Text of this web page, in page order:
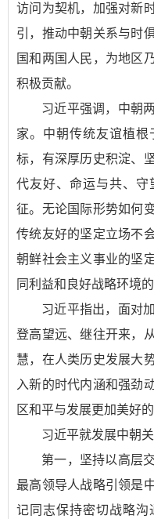
访问为契机，加强对新
引，推动中朝关系与时
国和两国人民，为地区
积极贡献。
习近平强调，中朝
家。中朝传统友谊植根
标，有深厚历史积淀、
代友好、命运与共、守
征。无论国际形势如何
传统友好的坚定立场不
朝鲜社会主义事业的坚
同利益和良好战略环境
习近平指出，面对
登高望远、继往开来，
慧，在人类历史发展大
入新的时代内涵和强劲
区和平与发展更加美好的
习近平就发展中朝
第一，坚持以高层
最高领导人战略引领是
记同志保持密切战略沟